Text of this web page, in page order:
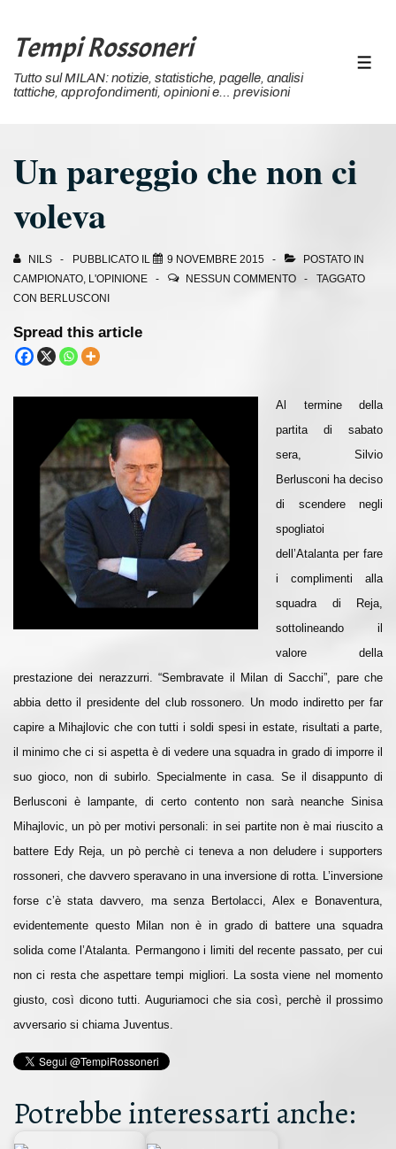
Vai
contenuto
Tempi Rossoneri
Tutto sul MILAN: notizie, statistiche, pagelle, analisi
tattiche, approfondimenti, opinioni e… previsioni
Un pareggio che non ci
voleva
NILS PUBBLICATO IL 9 NOVEMBRE 2015
POSTATO IN
CAMPIONATO, L'OPINIONE NESSUN COMMENTO
TAGGATO
CON BERLUSCONI
Spread this article
Al termine della
partita di sabato
sera, Silvio
Berlusconi ha deciso
di scendere negli
spogliatoi
dell’Atalanta per fare
i complimenti alla
squadra di Reja,
sottolineando il
valore della
prestazione dei nerazzurri. “Sembravate il Milan di Sacchi”, pare che
abbia detto il presidente del club rossonero. Un modo indiretto per far
capire a Mihajlovic che con tutti i soldi spesi in estate, risultati a parte,
il minimo che ci si aspetta è di vedere una squadra in grado di imporre il
suo gioco, non di subirlo. Specialmente in casa. Se il disappunto di
Berlusconi è lampante, di certo contento non sarà neanche Sinisa
Mihajlovic, un pò per motivi personali: in sei partite non è mai riuscito a
battere Edy Reja, un pò perchè ci teneva a non deludere i supporters
rossoneri, che davvero speravano in una inversione di rotta. L’inversione
forse c’è stata davvero, ma senza Bertolacci, Alex e Bonaventura,
evidentemente questo Milan non è in grado di battere una squadra
solida come l’Atalanta. Permangono i limiti del recente passato, per cui
non ci resta che aspettare tempi migliori. La sosta viene nel momento
giusto, così dicono tutti. Auguriamoci che sia così, perchè il prossimo
avversario si chiama Juventus.
Potrebbe interessarti anche: